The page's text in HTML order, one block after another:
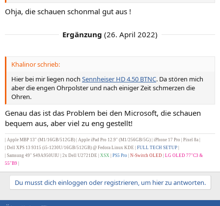
Ohja, die schauen schonmal gut aus !
Ergänzung (26. April 2022)
Khalinor schrieb:
Hier bei mir liegen noch Sennheiser HD 4.50 BTNC. Da stören mich
aber die engen Ohrpolster und nach einiger Zeit schmerzen die
Ohren.
Genau das ist das Problem bei den Microsoft, die schauen
bequem aus, aber viel zu eng gestellt!
| Apple MBP 13" (M1/16GB/512GB) | Apple iPad Pro 12.9" (M1/256GB/5G) | iPhone 17 Pro | Pixel 8a |
Dell XPS 13 9315 (i5-1230U/16GB/512GB) @ Fedora Linux KDE | FULL TECH SETUP
| Samsung 49" S49A950UIU | 2x Dell U2721DE
XSX PS5 Pro N-Switch OLED
LG OLED 77"C3 &
55"B9
Du musst dich einloggen oder registrieren, um hier zu antworten.